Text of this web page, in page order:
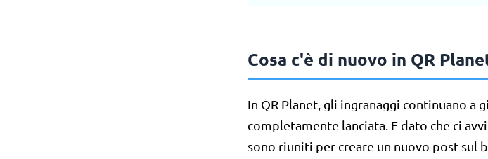
Cosa c'è di nuovo in QR
In QR Planet, gli ingranaggi continuano a
completamente lanciata. E dato che ci
sono riuniti per creare un nuovo post sul